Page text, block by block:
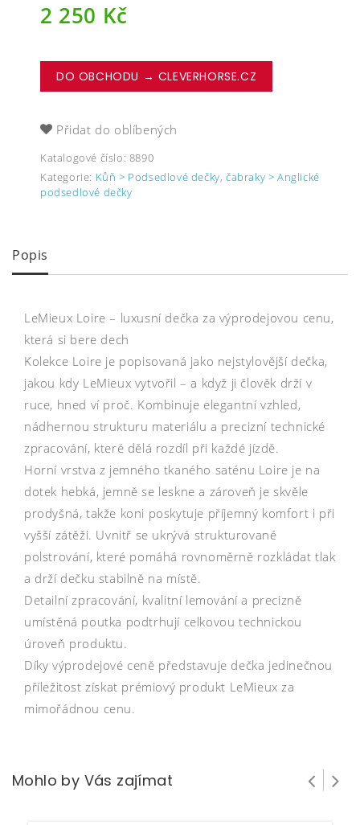
2 250 Kč
DO OBCHODU → CLEVERHORSE.CZ
Přidat do oblíbených
Katalogové číslo: 8890
Kategorie: Kůň > Podsedlové dečky, čabraky > Anglické
podsedlové dečky
Popis
LeMieux Loire – luxusní dečka za výprodejovou cenu,
která si bere dech
Kolekce Loire je popisovaná jako nejstylovější dečka,
jakou kdy LeMieux vytvořil – a když ji člověk drží v
ruce, hned ví proč. Kombinuje elegantní vzhled,
nádhernou strukturu materiálu a precizní technické
zpracování, které dělá rozdíl při každé jízdě.
Horní vrstva z jemného tkaného saténu Loire je na
dotek hebká, jemně se leskne a zároveň je skvěle
prodyšná, takže koni poskytuje příjemný komfort i při
vyšší zátěži. Uvnitř se ukrývá strukturované
polstrování, které pomáhá rovnoměrně rozkládat tlak
a drží dečku stabilně na místě.
Detailní zpracování, kvalitní lemování a precizně
umístěná poutka podtrhují celkovou technickou
úroveň produktu.
Díky výprodejové ceně představuje dečka jedinečnou
příležitost získat prémiový produkt LeMieux za
mimořádnou cenu.
Mohlo by Vás zajímat